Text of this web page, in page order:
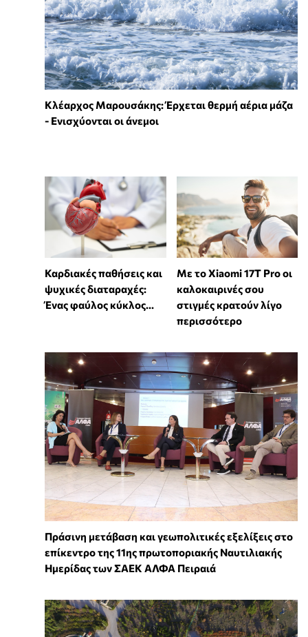
Κλέαρχος Μαρουσάκης: Έρχεται θερμή αέρια μάζα
- Ενισχύονται οι άνεμοι
Καρδιακές παθήσεις και
ψυχικές διαταραχές:
Ένας φαύλος κύκλος...
Με το Xiaomi 17T Pro οι
καλοκαιρινές σου
στιγμές κρατούν λίγο
περισσότερο
Πράσινη μετάβαση και γεωπολιτικές εξελίξεις στο
επίκεντρο της 11ης πρωτοποριακής Ναυτιλιακής
Ημερίδας των ΣΑΕΚ ΑΛΦΑ Πειραιά